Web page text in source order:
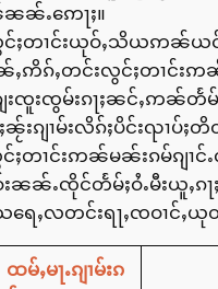
ၼ်ႉဢေႃႈ။
င်ႈတၢင်းယုဝ်ႇသိယဢၼ်ယ
ၼ်ႇဢိၵ်ႇတင်းလွင်ႈတၢင်း
းၸူးၸွမ်းၵႃႈၼင်ႇဢၼ်တႅမ်
ၼႂ်းၵျၢမ်းလိၵ်ႈပိင်းၺၢပ်ႈတိထ
ႈတၢင်းဢၼ်မၼ်းၵမ်ၵျၢင်
ၼၼ်ႉၸိုင်တႅမ်ႈဝႆႉမီးယူႇၵႃ
ရေႇလတင်းရႃႇၸဝၢင်ႇယု
ထမ်ႇမႃႉၵျၢမ်းၵ